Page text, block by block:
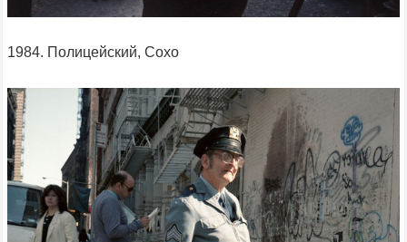
1984. Полицейский, Сохо